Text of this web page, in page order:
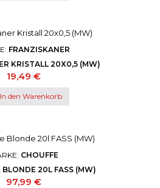
FRANZISKANER
KRISTALL 20X0,5 (MW)
Preis
19,49 €
In den Warenkorb
CHOUFFE
BLONDE 20L FASS (MW)
Preis
97,99 €